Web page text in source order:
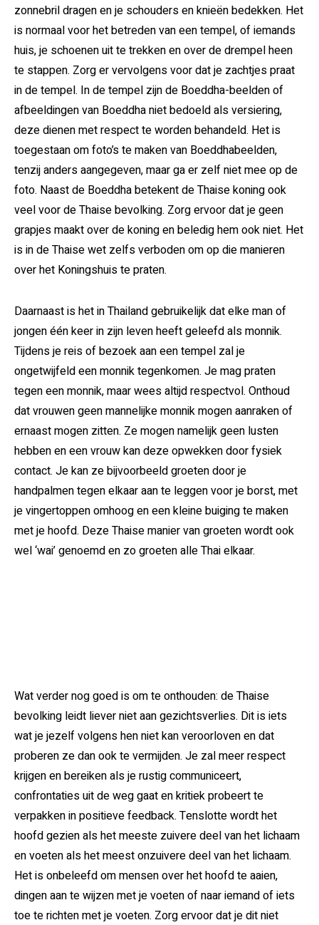
zonnebril dragen en je schouders en knieën bedekken. Het
is normaal voor het betreden van een tempel, of iemands
huis, je schoenen uit te trekken en over de drempel heen
te stappen. Zorg er vervolgens voor dat je zachtjes praat
in de tempel. In de tempel zijn de Boeddha-beelden of
afbeeldingen van Boeddha niet bedoeld als versiering,
deze dienen met respect te worden behandeld. Het is
toegestaan om foto’s te maken van Boeddhabeelden,
tenzij anders aangegeven, maar ga er zelf niet mee op de
foto. Naast de Boeddha betekent de Thaise koning ook
veel voor de Thaise bevolking. Zorg ervoor dat je geen
grapjes maakt over de koning en beledig hem ook niet. Het
is in de Thaise wet zelfs verboden om op die manieren
over het Koningshuis te praten.
Daarnaast is het in Thailand gebruikelijk dat elke man of
jongen één keer in zijn leven heeft geleefd als monnik.
Tijdens je reis of bezoek aan een tempel zal je
ongetwijfeld een monnik tegenkomen. Je mag praten
tegen een monnik, maar wees altijd respectvol. Onthoud
dat vrouwen geen mannelijke monnik mogen aanraken of
ernaast mogen zitten. Ze mogen namelijk geen lusten
hebben en een vrouw kan deze opwekken door fysiek
contact. Je kan ze bijvoorbeeld groeten door je
handpalmen tegen elkaar aan te leggen voor je borst, met
je vingertoppen omhoog en een kleine buiging te maken
met je hoofd. Deze Thaise manier van groeten wordt ook
wel ‘wai’ genoemd en zo groeten alle Thai elkaar.
Wat verder nog goed is om te onthouden: de Thaise
bevolking leidt liever niet aan gezichtsverlies. Dit is iets
wat je jezelf volgens hen niet kan veroorloven en dat
proberen ze dan ook te vermijden. Je zal meer respect
krijgen en bereiken als je rustig communiceert,
confrontaties uit de weg gaat en kritiek probeert te
verpakken in positieve feedback. Tenslotte wordt het
hoofd gezien als het meeste zuivere deel van het lichaam
en voeten als het meest onzuivere deel van het lichaam.
Het is onbeleefd om mensen over het hoofd te aaien,
dingen aan te wijzen met je voeten of naar iemand of iets
toe te richten met je voeten. Zorg ervoor dat je dit niet